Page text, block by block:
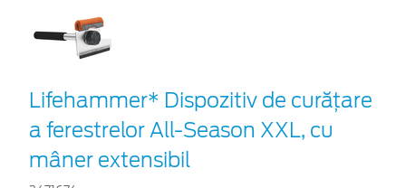
Lifehammer* Dispozitiv de curățare
a ferestrelor All-Season XXL, cu
mâner extensibil